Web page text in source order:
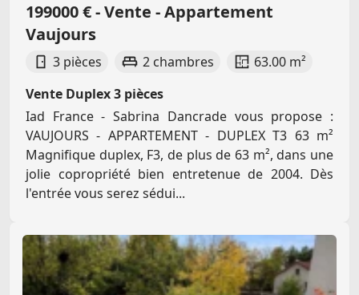
199000 € - Vente - Appartement
Vaujours
3 pièces 2 chambres
63.00 m²
Vente Duplex 3 pièces
Iad France - Sabrina Dancrade vous propose :
VAUJOURS - APPARTEMENT - DUPLEX T3 63 m²
Magnifique duplex, F3, de plus de 63 m², dans une
jolie copropriété bien entretenue de 2004. Dès
l'entrée vous serez sédui...